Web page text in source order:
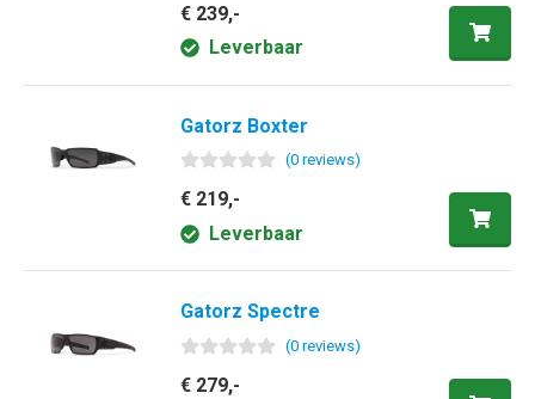
€ 239,-
Leverbaar
Gatorz Boxter
(0reviews)
€ 219,-
Leverbaar
Gatorz Spectre
(0reviews)
€ 279,-